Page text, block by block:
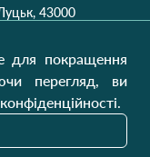
43000
для покращення
перегляд, ви